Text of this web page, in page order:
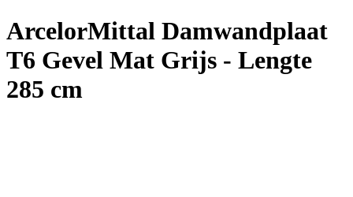
ArcelorMittal Damwandplaat
T6 Gevel Mat Grijs - Lengte
285 cm